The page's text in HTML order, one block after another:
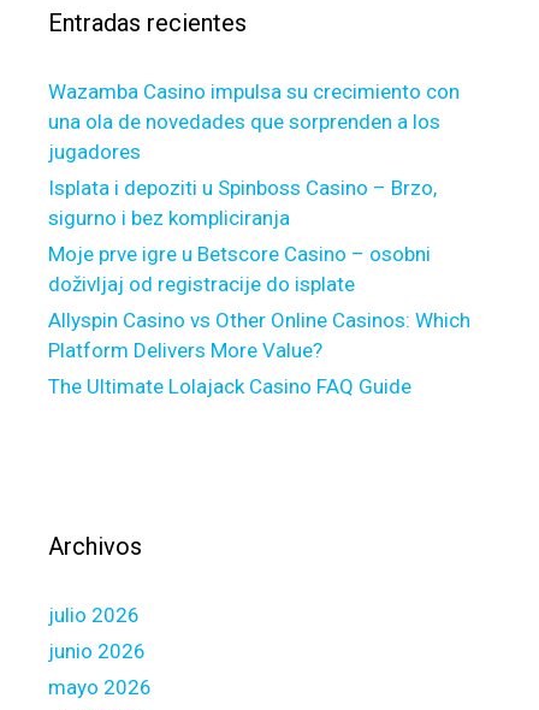
t
v
e
s
t
o
s
t
o
c
o
r
t
h
e
:Entradas recientes
Wazamba Casino impulsa su crecimiento con
una ola de novedades que sorprenden a los
jugadores
Isplata i depoziti u Spinboss Casino – Brzo,
sigurno i bez kompliciranja
Moje prve igre u Betscore Casino – osobni
doživljaj od registracije do isplate
Allyspin Casino vs Other Online Casinos: Which
Platform Delivers More Value?
The Ultimate Lolajack Casino FAQ Guide
Archivos
julio 2026
junio 2026
mayo 2026